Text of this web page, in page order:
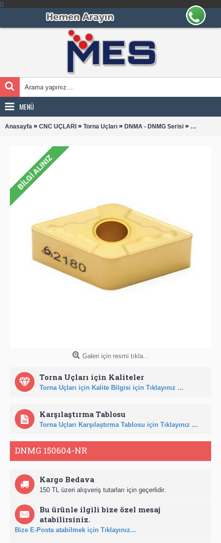
MENÜ
Anasayfa » CNC UÇLARI » Torna Uçları » DNMA - DNMG Serisi » DNMG
Galeri için resmi tıkla...
Torna Uçları için Kaliteler
Torna Uçları için Kalite Bilgisi için Tıklayınız ...
Karşılaştırma Tablosu
Torna Uçları Karşılaştırma Tablosu için Tıklayınız ...
DNMG 150604-NR
Kargo Bedava
150 TL üzeri alışveriş tutarları için geçerlidir.
Bu ürünle ilgili bize özel mesaj
atabilirsiniz.
Bize E-Posta atabilmek için Tıklayınız...